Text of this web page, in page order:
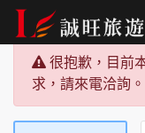
很抱歉，目前
求，請來電洽詢。